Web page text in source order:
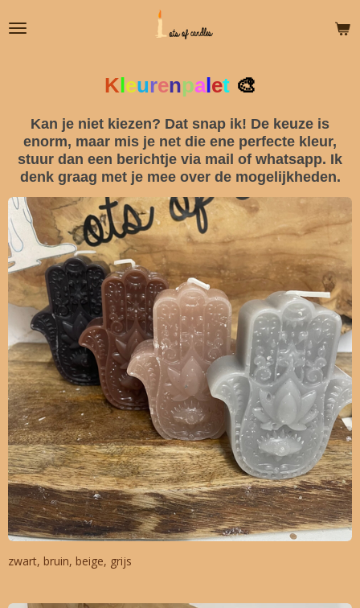
direct
K eurenpal et🎨
Kan je niet kiezen? Dat snap ik! De keuze is
enorm, maar mis je net die ene perfecte kleur,
stuur dan een berichtje via mail of whatsapp. Ik
denk graag met je mee over de mogelijkheden.
zwart, bruin, beige, grijs